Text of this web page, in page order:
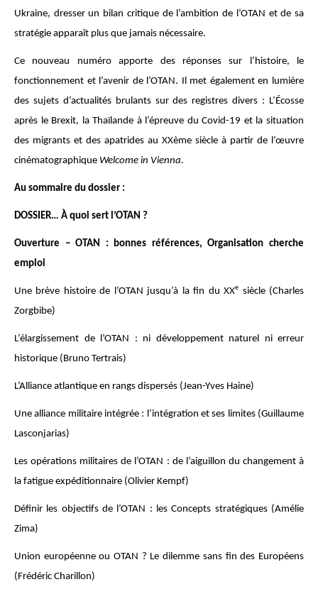
Ukraine, dresser un bilan critique de l’ambition de l’OTAN et de sa
stratégie apparaît plus que jamais nécessaire.
Ce nouveau numéro apporte des réponses sur l’histoire, le
fonctionnement et l’avenir de l’OTAN. Il met également en lumière
des sujets d’actualités brulants sur des registres divers : L’Écosse
après le Brexit, la Thaïlande à l’épreuve du Covid-19 et la situation
des migrants et des apatrides au XXème siècle à partir de l’œuvre
cinématographique Welcome in Vienna.
Au sommaire du dossier :
DOSSIER… À quoi sert l’OTAN ?
Ouverture – OTAN : bonnes références, Organisation cherche
emploi
Une brève histoire de l’OTAN jusqu’à la fin du XXe siècle (Charles
Zorgbibe)
L’élargissement de l’OTAN : ni développement naturel ni erreur
historique (Bruno Tertrais)
L’Alliance atlantique en rangs dispersés (Jean-Yves Haine)
Une alliance militaire intégrée : l’intégration et ses limites (Guillaume
Lasconjarias)
Les opérations militaires de l’OTAN : de l’aiguillon du changement à
la fatigue expéditionnaire (Olivier Kempf)
Définir les objectifs de l’OTAN : les Concepts stratégiques (Amélie
Zima)
Union européenne ou OTAN ? Le dilemme sans fin des Européens
(Frédéric Charillon)